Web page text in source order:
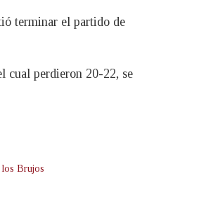
terminar el partido de
cual perdieron 20-22, se
los Brujos